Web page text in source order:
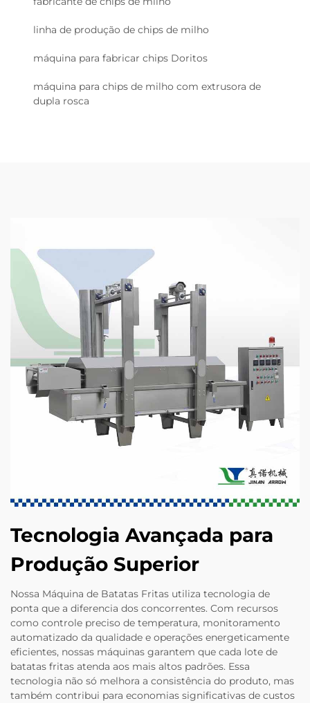
linha de produção de chips de milho
máquina para fabricar chips Doritos
máquina para chips de milho com extrusora de
dupla rosca
Tecnologia Avançada para
Produção Superior
Nossa Máquina de Batatas Fritas utiliza tecnologia de
ponta que a diferencia dos concorrentes. Com recursos
como controle preciso de temperatura, monitoramento
automatizado da qualidade e operações energeticamente
eficientes, nossas máquinas garantem que cada lote de
batatas fritas atenda aos mais altos padrões. Essa
tecnologia não só melhora a consistência do produto, mas
também contribui para economias significativas de custos